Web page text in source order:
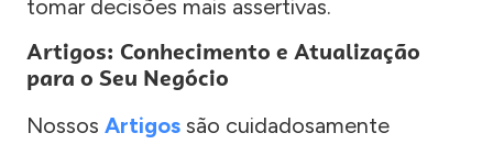
tomar decisões mais assertivas.
Artigos: Conhecimento e Atualização
para o Seu Negócio
Nossos Artigos são cuidadosamente